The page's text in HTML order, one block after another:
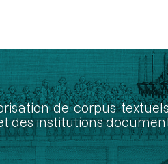
de corpus
des institutions